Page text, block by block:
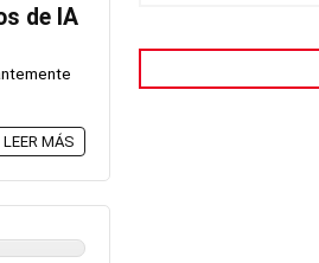
de IA
LEER MÁS